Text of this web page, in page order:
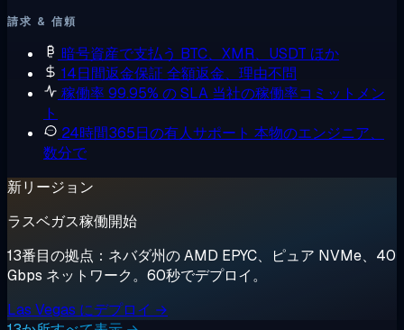
請求 & 信頼
暗号資産で支払う BTC、XMR、USDT ほか
14日間返金保証 全額返金、理由不問
稼働率 99.95% の SLA 当社の稼働率コミットメン
ト
24時間365日の有人サポート 本物のエンジニア、
数分で
新リージョン
ラスベガス稼働開始
13番目の拠点：ネバダ州の AMD EPYC、ピュア NVMe、40
Gbps ネットワーク。60秒でデプロイ。
Las Vegas にデプロイ →